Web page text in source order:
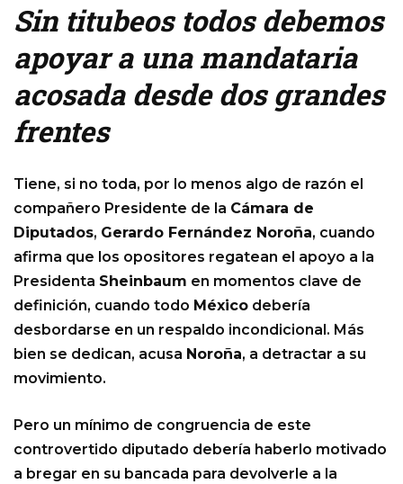
Sin titubeos todos debemos
apoyar a una mandataria
acosada desde dos grandes
frentes
Tiene, si no toda, por lo menos algo de razón el
compañero Presidente de la Cámara de
Diputados, Gerardo Fernández Noroña, cuando
afirma que los opositores regatean el apoyo a la
Presidenta Sheinbaum en momentos clave de
definición, cuando todo México debería
desbordarse en un respaldo incondicional. Más
bien se dedican, acusa Noroña, a detractar a su
movimiento.
Pero un mínimo de congruencia de este
controvertido diputado debería haberlo motivado
a bregar en su bancada para devolverle a la